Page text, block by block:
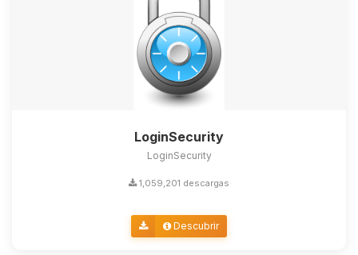
LoginSecurity
LoginSecurity
1,059,201 descargas
Descubrir